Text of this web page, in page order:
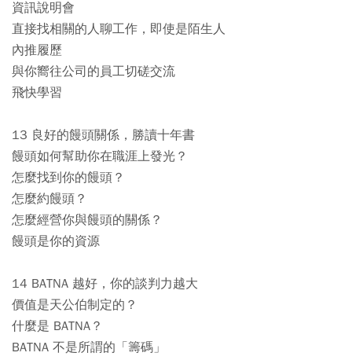
資訊說明會
直接找相關的人聊工作，即使是陌生人
內推履歷
與你嚮往公司的員工切磋交流
飛快學習
13 良好的饅頭關係，勝讀十年書
饅頭如何幫助你在職涯上發光？
怎麼找到你的饅頭？
怎麼約饅頭？
怎麼經營你與饅頭的關係？
饅頭是你的資源
14 BATNA 越好，你的談判力越大
價值是天公伯制定的？
什麼是 BATNA？
BATNA 不是所謂的「籌碼」